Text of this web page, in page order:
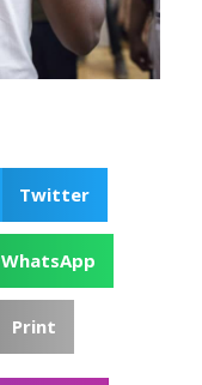
Twitter
WhatsApp
Print